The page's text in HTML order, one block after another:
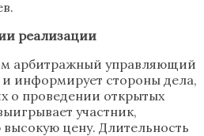
реализации
арбитражный управляющий
информирует стороны дела,
о проведении открытых
участник,
цену. Длительность